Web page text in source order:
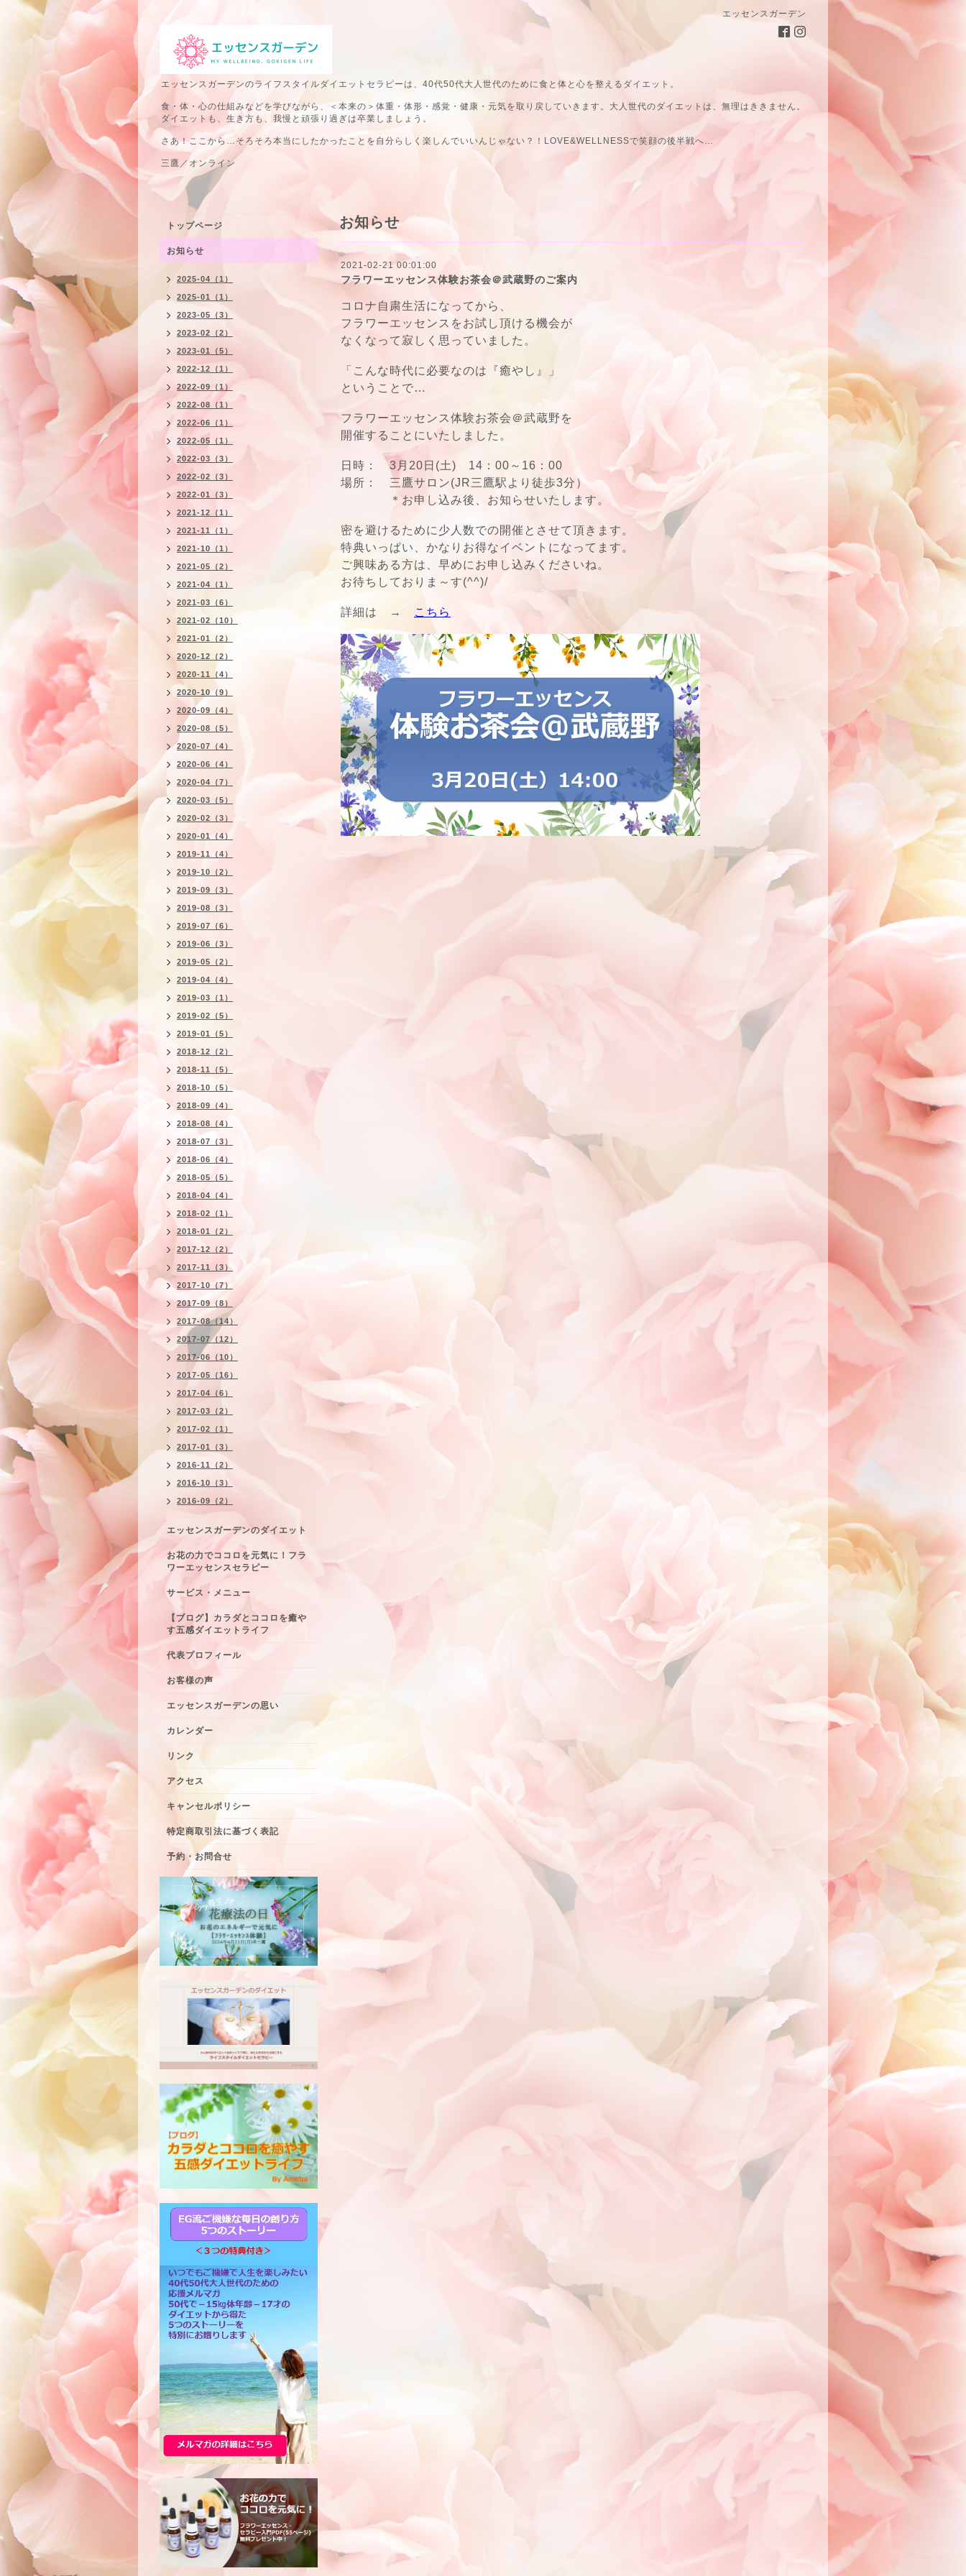
エッセンスガーデン
エッセンスガーデンのライフスタイルダイエットセラピーは、40代50代大人世代のために食と体と心を整えるダイエット。
食・体・心の仕組みなどを学びながら、＜本来の＞体重・体形・感覚・健康・元気を取り戻していきます。大人世代のダイエットは、無理はききません。
ダイエットも、生き方も、我慢と頑張り過ぎは卒業しましょう。
さあ！ここから…そろそろ本当にしたかったことを自分らしく楽しんでいいんじゃない？！LOVE&WELLNESSで笑顔の後半戦へ…
三鷹／オンライン
お知らせ
2021-02-21 00:01:00
フラワーエッセンス体験お茶会＠武蔵野のご案内
コロナ自粛生活になってから、
フラワーエッセンスをお試し頂ける機会が
なくなって寂しく思っていました。
「こんな時代に必要なのは『癒やし』」
ということで…
フラワーエッセンス体験お茶会＠武蔵野を
開催することにいたしました。
日時： 3月20日(土) 14：00～16：00
場所： 三鷹サロン(JR三鷹駅より徒歩3分）
＊お申し込み後、お知らせいたします。
密を避けるために少人数での開催とさせて頂きます。
特典いっぱい、かなりお得なイベントになってます。
ご興味ある方は、早めにお申し込みくださいね。
お待ちしておりま～す(^^)/
詳細は → こちら
トップページ
お知らせ
2025-04（1）
2025-01（1）
2023-05（3）
2023-02（2）
2023-01（5）
2022-12（1）
2022-09（1）
2022-08（1）
2022-06（1）
2022-05（1）
2022-03（3）
2022-02（3）
2022-01（3）
2021-12（1）
2021-11（1）
2021-10（1）
2021-05（2）
2021-04（1）
2021-03（6）
2021-02（10）
2021-01（2）
2020-12（2）
2020-11（4）
2020-10（9）
2020-09（4）
2020-08（5）
2020-07（4）
2020-06（4）
2020-04（7）
2020-03（5）
2020-02（3）
2020-01（4）
2019-11（4）
2019-10（2）
2019-09（3）
2019-08（3）
2019-07（6）
2019-06（3）
2019-05（2）
2019-04（4）
2019-03（1）
2019-02（5）
2019-01（5）
2018-12（2）
2018-11（5）
2018-10（5）
2018-09（4）
2018-08（4）
2018-07（3）
2018-06（4）
2018-05（5）
2018-04（4）
2018-02（1）
2018-01（2）
2017-12（2）
2017-11（3）
2017-10（7）
2017-09（8）
2017-08（14）
2017-07（12）
2017-06（10）
2017-05（16）
2017-04（6）
2017-03（2）
2017-02（1）
2017-01（3）
2016-11（2）
2016-10（3）
2016-09（2）
エッセンスガーデンのダイエット
お花の力でココロを元気に！フラ
ワーエッセンスセラピー
サービス・メニュー
【ブログ】カラダとココロを癒や
す五感ダイエットライフ
代表プロフィール
お客様の声
エッセンスガーデンの思い
カレンダー
リンク
アクセス
キャンセルポリシー
特定商取引法に基づく表記
予約・お問合せ